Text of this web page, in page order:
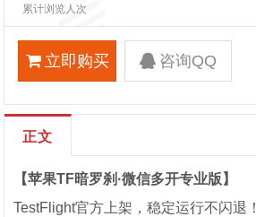
累计浏览人次
立即购买 咨询QQ
正文
【苹果TF暗罗刹·微信多开专业版】
TestFlight官方上架，稳定运行不闪退！